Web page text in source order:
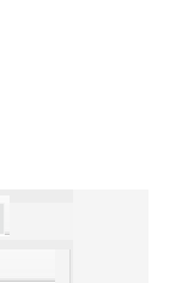
ka Crnom moru